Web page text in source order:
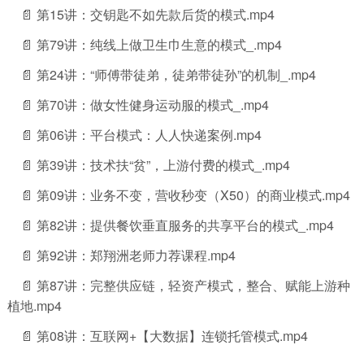
📄 第15讲：交钥匙不如先款后货的模式.mp4
📄 第79讲：纯线上做卫生巾生意的模式_.mp4
📄 第24讲：“师傅带徒弟，徒弟带徒孙”的机制_.mp4
📄 第70讲：做女性健身运动服的模式_.mp4
📄 第06讲：平台模式：人人快递案例.mp4
📄 第39讲：技术扶“贫”，上游付费的模式_.mp4
📄 第09讲：业务不变，营收秒变（X50）的商业模式.mp4
📄 第82讲：提供餐饮垂直服务的共享平台的模式_.mp4
📄 第92讲：郑翔洲老师力荐课程.mp4
📄 第87讲：完整供应链，轻资产模式，整合、赋能上游种
植地.mp4
📄 第08讲：互联网+【大数据】连锁托管模式.mp4